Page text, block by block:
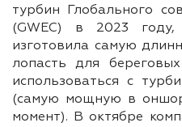
турбин Глобального
(GWEC) в 2023
изготовила самую
лопасть для
использоваться с
(самую мощную в
момент). В октябре